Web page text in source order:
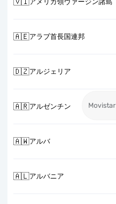
アメリカ領ヴァージン諸島
🇦🇪アラブ首長国連邦
🇩🇿アルジェリア
🇦🇷アルゼンチン Movistar
🇦🇼アルバ
🇦🇱アルバニア